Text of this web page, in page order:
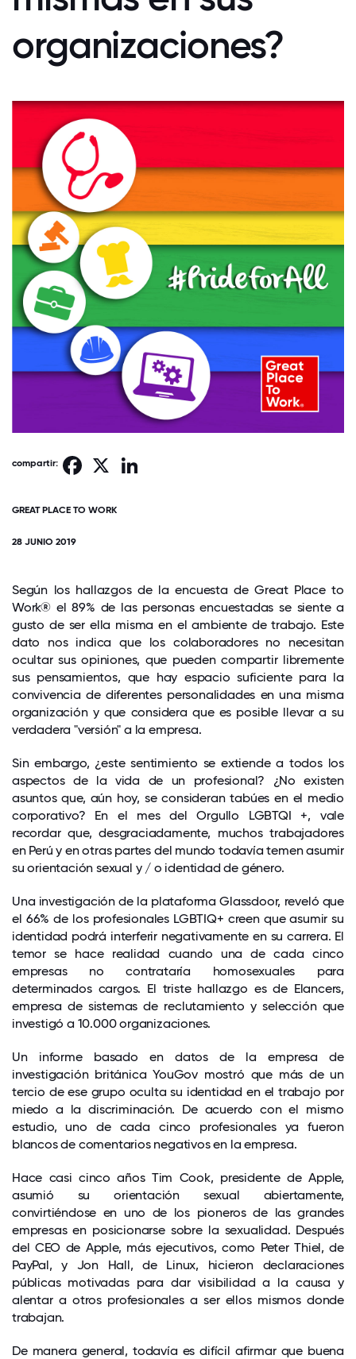
organizaciones?
compartir: Facebook
GREAT PLACE TO WORK
28 JUNIO 2019
Según los hallazgos de la encuesta de Great Place to
Work® el 89% de las personas encuestadas se siente a
gusto de ser ella misma en el ambiente de trabajo. Este
dato nos indica que los colaboradores no necesitan
ocultar sus opiniones, que pueden compartir libremente
sus pensamientos, que hay espacio suficiente para la
convivencia de diferentes personalidades en una misma
organización y que considera que es posible llevar a su
verdadera "versión" a la empresa.
Sin embargo, ¿este sentimiento se extiende a todos los
aspectos de la vida de un profesional? ¿No existen
asuntos que, aún hoy, se consideran tabúes en el medio
corporativo? En el mes del Orgullo LGBTQI +, vale
recordar que, desgraciadamente, muchos trabajadores
en Perú y en otras partes del mundo todavía temen asumir
su orientación sexual y / o identidad de género.
Una investigación de la plataforma Glassdoor, reveló que
el 66% de los profesionales LGBTIQ+ creen que asumir su
identidad podrá interferir negativamente en su carrera. El
temor se hace realidad cuando una de cada cinco
empresas no contrataría homosexuales para
determinados cargos. El triste hallazgo es de Elancers,
empresa de sistemas de reclutamiento y selección que
investigó a 10.000 organizaciones.
Un informe basado en datos de la empresa de
investigación británica YouGov mostró que más de un
tercio de ese grupo oculta su identidad en el trabajo por
miedo a la discriminación. De acuerdo con el mismo
estudio, uno de cada cinco profesionales ya fueron
blancos de comentarios negativos en la empresa.
Hace casi cinco años Tim Cook, presidente de Apple,
asumió su orientación sexual abiertamente,
convirtiéndose en uno de los pioneros de las grandes
empresas en posicionarse sobre la sexualidad. Después
del CEO de Apple, más ejecutivos, como Peter Thiel, de
PayPal, y Jon Hall, de Linux, hicieron declaraciones
públicas motivadas para dar visibilidad a la causa y
alentar a otros profesionales a ser ellos mismos donde
trabajan.
De manera general, todavía es difícil afirmar que buena